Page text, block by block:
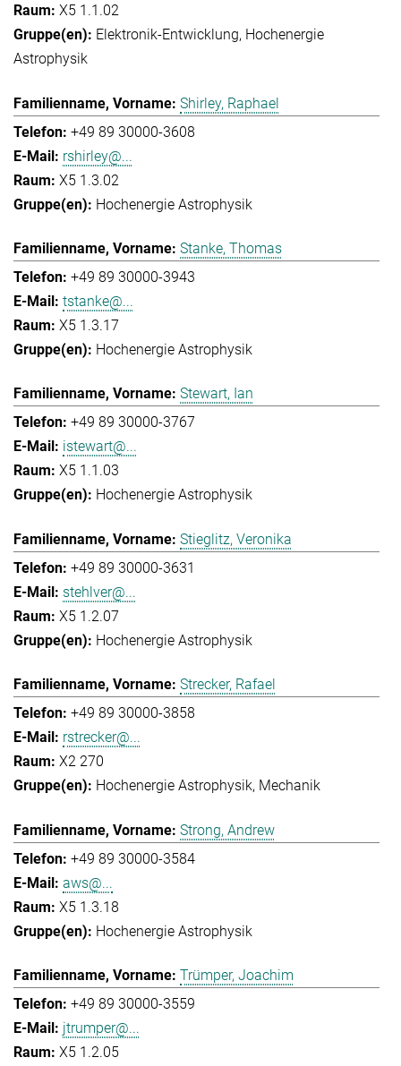
X5 1.1.02
Elektronik-Entwicklung Hochenergie
Astrophysik
Shirley, Raphael
+49 89 30000-3608
rshirley@...
X5 1.3.02
Hochenergie Astrophysik
Stanke, Thomas
+49 89 30000-3943
tstanke@...
X5 1.3.17
Hochenergie Astrophysik
Stewart, Ian
+49 89 30000-3767
istewart@...
X5 1.1.03
Hochenergie Astrophysik
Stieglitz, Veronika
+49 89 30000-3631
stehlver@...
X5 1.2.07
Hochenergie Astrophysik
Strecker, Rafael
+49 89 30000-3858
rstrecker@...
X2 270
Hochenergie Astrophysik Mechanik
Strong, Andrew
+49 89 30000-3584
aws@...
X5 1.3.18
Hochenergie Astrophysik
Trümper, Joachim
+49 89 30000-3559
jtrumper@...
X5 1.2.05